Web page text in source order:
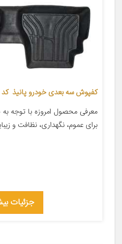
کفپوش سه بعدی خودرو پانیذ کد TG مناسب برای پراید 131
معرفی محصول امروزه با توجه به
برای عموم، نگهداری، نظافت و
جزئیات